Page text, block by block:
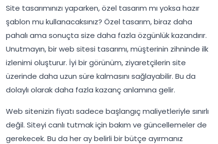
Site tasarımınızı yaparken, özel tasarım mı yoksa hazır
şablon mu kullanacaksınız? Özel tasarım, biraz daha
pahalı ama sonuçta size daha fazla özgünlük kazandırır.
Unutmayın, bir web sitesi tasarımı, müşterinin zihninde ilk
izlenimi oluşturur. İyi bir görünüm, ziyaretçilerin site
üzerinde daha uzun süre kalmasını sağlayabilir. Bu da
dolaylı olarak daha fazla kazanç anlamına gelir.
Web sitenizin fiyatı sadece başlangıç maliyetleriyle sınırlı
değil. Siteyi canlı tutmak için bakım ve güncellemeler de
gerekecek. Bu da her ay belirli bir bütçe ayırmanız